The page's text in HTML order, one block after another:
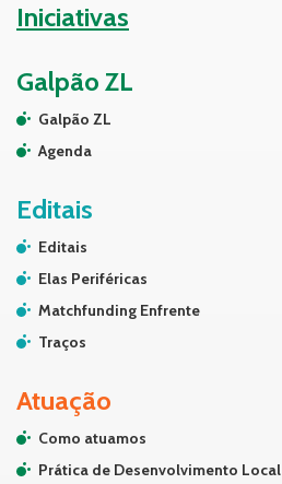
Iniciativas
Galpão ZL
Galpão ZL
Agenda
Editais
Editais
Elas Periféricas
Matchfunding Enfrente
Traços
Atuação
Como atuamos
Prática de Desenvolvimento Local